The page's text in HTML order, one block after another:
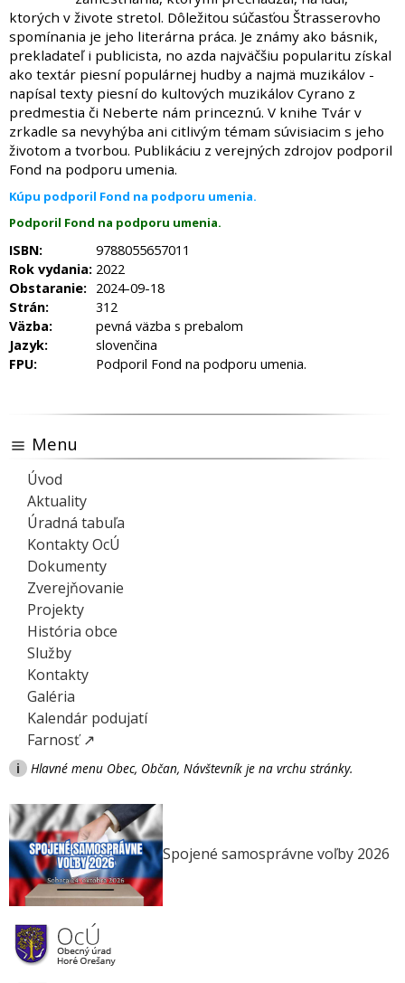
ktorých v živote stretol. Dôležitou súčasťou Štrasserovho
spomínania je jeho literárna práca. Je známy ako básnik,
prekladateľ i publicista, no azda najväčšiu popularitu získal
ako textár piesní populárnej hudby a najmä muzikálov -
napísal texty piesní do kultových muzikálov Cyrano z
predmestia či Neberte nám princeznú. V knihe Tvár v
zrkadle sa nevyhýba ani citlivým témam súvisiacim s jeho
životom a tvorbou. Publikáciu z verejných zdrojov podporil
Fond na podporu umenia.
Kúpu podporil Fond na podporu umenia.
Podporil Fond na podporu umenia.
ISBN:
9788055657011
Rok vydania: 2022
Obstaranie: 2024-09-18
Strán:
312
Väzba:
pevná väzba s prebalom
Jazyk:
slovenčina
FPU:
Podporil Fond na podporu umenia.
Menu
Úvod
Aktuality
Úradná tabuľa
Kontakty OcÚ
Dokumenty
Zverejňovanie
Projekty
História obce
Služby
Kontakty
Galéria
Kalendár podujatí
Farnosť ↗
i Hlavné menu Obec, Občan, Návštevník je na vrchu stránky.
Spojené samosprávne voľby 2026